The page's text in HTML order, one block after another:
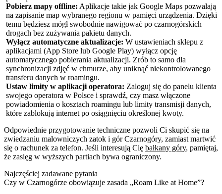
Pobierz mapy offline: Aplikacje takie jak Google Maps pozwalają
na zapisanie map wybranego regionu w pamięci urządzenia. Dzięki
temu będziesz mógł swobodnie nawigować po czarnogórskich
drogach bez zużywania pakietu danych.
Wyłącz automatyczne aktualizacje: W ustawieniach sklepu z
aplikacjami (App Store lub Google Play) wyłącz opcję
automatycznego pobierania aktualizacji. Zrób to samo dla
synchronizacji zdjęć w chmurze, aby uniknąć niekontrolowanego
transferu danych w roamingu.
Ustaw limity w aplikacji operatora: Zaloguj się do panelu klienta
swojego operatora w Polsce i sprawdź, czy masz włączone
powiadomienia o kosztach roamingu lub limity transmisji danych,
które zablokują internet po osiągnięciu określonej kwoty.
Odpowiednie przygotowanie techniczne pozwoli Ci skupić się na
zwiedzaniu malowniczych zatok i gór Czarnogóry, zamiast martwić
się o rachunek za telefon. Jeśli interesują Cię bałkany góry, pamiętaj,
że zasięg w wyższych partiach bywa ograniczony.
Najczęściej zadawane pytania
Czy w Czarnogórze obowiązuje zasada „Roam Like at Home”?